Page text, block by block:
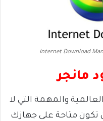
مانجر
والمهمة التي لا
تكون متاحة على جهازك